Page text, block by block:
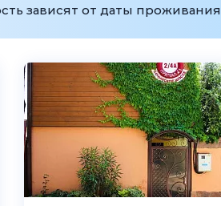
зависят от даты проживания